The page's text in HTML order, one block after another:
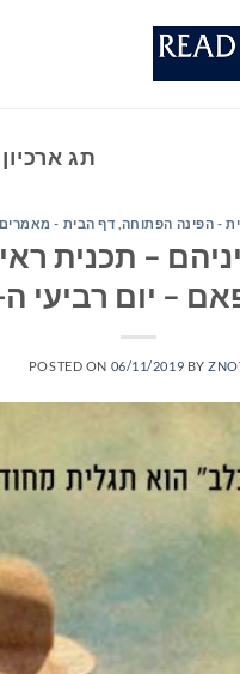
תג
- הפינה הפתוחה דף הבית - מאמרים
– תכנית
POSTED ON 06/11/2019 BY